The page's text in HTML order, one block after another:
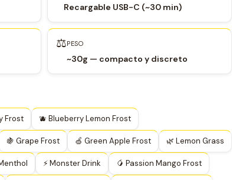
Recargable USB-C (~30 min)
⚖️PESO
~30g — compacto y discreto
Frost 🫐 Blueberry Lemon Frost
🍇 Grape Frost 🍏 Green Apple Frost 🌿 Lemon Grass
⚡ Monster Drink 🥭 Passion Mango Frost